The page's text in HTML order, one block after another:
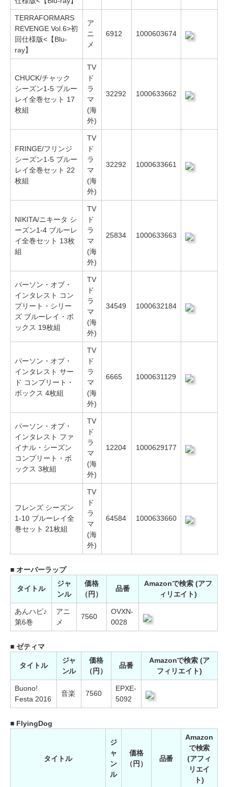
TERRAFORMARS
REVENGE Vol.6>初
回仕様版<【Blu-
ray】
ア
ニ
メ
6912 1000603674
CHUCK/チャック
シーズン1-5 ブルー
レイ全巻セット 17
枚組
TV
ド
ラ
マ
(海
外)
32292 1000633662
FRINGE/フリンジ
シーズン1-5 ブルー
レイ全巻セット 22
枚組
TV
ド
ラ
マ
(海
外)
32292 1000633661
NIKITA/ニキータ シ
ーズン1-4 ブルーレ
イ全巻セット 13枚
組
TV
ド
ラ
マ
(海
外)
25834 1000633663
パーソン・オブ・
インタレスト コン
プリート・シリー
ズ ブルーレイ・ボ
ックス 19枚組
TV
ド
ラ
マ
(海
外)
34549 1000632184
パーソン・オブ・
インタレスト サー
ド コンプリート・
ボックス 4枚組
TV
ド
ラ
マ
(海
外)
6665 1000631129
パーソン・オブ・
インタレスト ファ
イナル・シーズン
コンプリート・ボ
ックス 3枚組
TV
ド
ラ
マ
(海
外)
12204 1000629177
フレンズ シーズン
1-10 ブルーレイ全
巻セット 21枚組
TV
ド
ラ
マ
(海
外)
64584 1000633660
■ オーバーラップ
タイトル
ジャ
ンル
価格
（円）
品番
Amazonで検索 (アフ
ィリエイト)
あんハピ♪
第6巻
アニ
メ
7560
OVXN-
0028
■ ゼティマ
タイトル
ジャ
ンル
価格
（円）
品番
Amazonで検索 (ア
フィリエイト)
Buono!
Festa 2016
音楽 7560
EPXE-
5092
■ FlyingDog
タイトル
ジ
ャ
ン
ル
価格
（円）
品番
Amazon
で検索
(アフィ
リエイ
ト)